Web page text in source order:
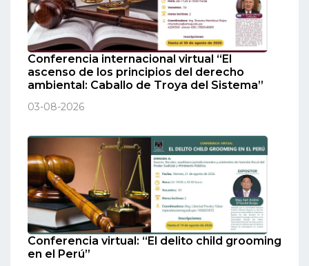
Conferencia internacional virtual “El
ascenso de los principios del derecho
ambiental: Caballo de Troya del Sistema”
03-08-2026
Conferencia virtual: “El delito child grooming
en el Perú”